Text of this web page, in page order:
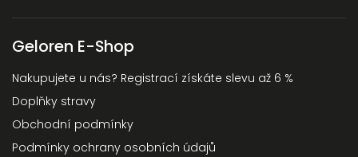
Geloren E-Shop
Nakupujete u nás? Registrací získáte slevu až 6 %
Doplňky stravy
Obchodní podmínky
Podmínky ochrany osobních údajů